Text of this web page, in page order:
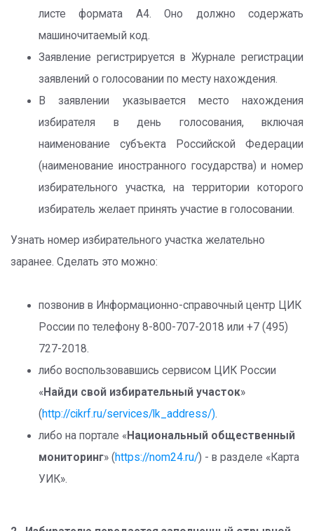
листе формата А4. Оно должно содержать
машиночитаемый код.
Заявление регистрируется в Журнале регистрации
заявлений о голосовании по месту нахождения.
В заявлении указывается место нахождения
избирателя в день голосования, включая
наименование субъекта Российской Федерации
(наименование иностранного государства) и номер
избирательного участка, на территории которого
избиратель желает принять участие в голосовании.
Узнать номер избирательного участка желательно
заранее. Сделать это можно:
позвонив в Информационно-справочный центр ЦИК
России по телефону 8-800-707-2018 или +7 (495)
727-2018.
либо воспользовавшись сервисом ЦИК России
«Найди свой избирательный участок»
(http://cikrf.ru/services/lk_address/).
либо на портале «Национальный общественный
мониторинг» (https://nom24.ru/) - в разделе «Карта
УИК».